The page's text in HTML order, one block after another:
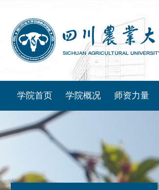
学院首页 学院概况 师资力量